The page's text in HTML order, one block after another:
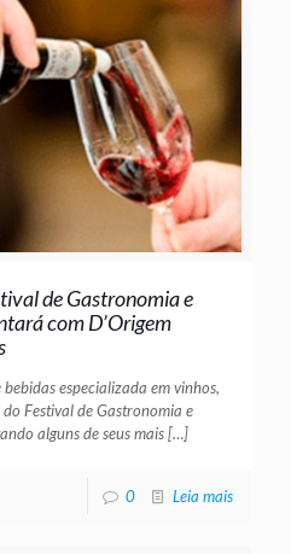
de Gastronomia e
com D’Origem
especializada em vinhos,
Festival de Gastronomia e
alguns de seus mais[…]
0 Leia mais